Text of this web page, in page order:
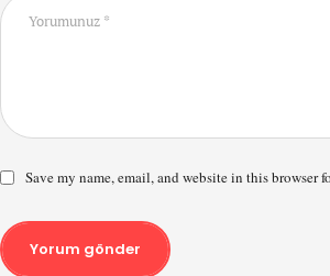
Save my name, email, and website in this browser
Yorum gönder